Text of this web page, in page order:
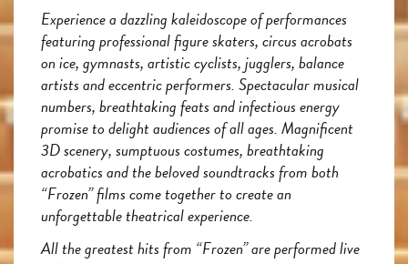
Experience a dazzling kaleidoscope of performances
featuring professional figure skaters, circus acrobats
on ice, gymnasts, artistic cyclists, jugglers, balance
artists and eccentric performers. Spectacular musical
numbers, breathtaking feats and infectious energy
promise to delight audiences of all ages. Magnificent
3D scenery, sumptuous costumes, breathtaking
acrobatics and the beloved soundtracks from both
“Frozen” films come together to create an
unforgettable theatrical experience.
All the greatest hits from “Frozen” are performed live